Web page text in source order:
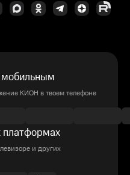
мобильным
КИОН в твоем телефоне
платформах
и других